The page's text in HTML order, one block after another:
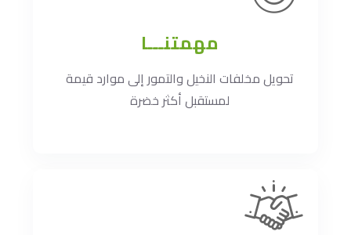
مهمتنـــا
تحويل مخلفات النخيل والتمور إلى موارد قيمة
لمستقبل أكثر خضرة